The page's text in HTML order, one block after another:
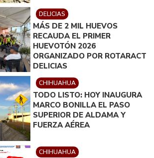
DELICIAS
MÁS DE 2 MIL HUEVOS
RECAUDA EL PRIMER
HUEVOTÓN 2026
ORGANIZADO POR ROTARACT
DELICIAS
CHIHUAHUA
TODO LISTO: HOY INAUGURA
MARCO BONILLA EL PASO
SUPERIOR DE ALDAMA Y
FUERZA AÉREA
CHIHUAHUA